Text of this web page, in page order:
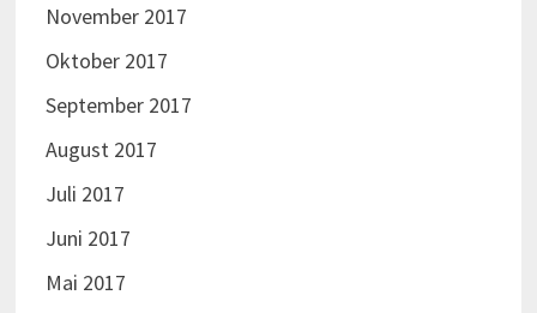
November 2017
Oktober 2017
September 2017
August 2017
Juli 2017
Juni 2017
Mai 2017